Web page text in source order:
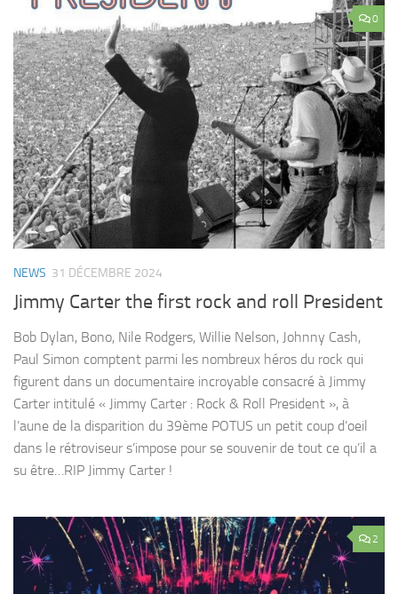
0
NEWS 31 DÉCEMBRE 2024
Jimmy Carter the first rock and roll President
Bob Dylan, Bono, Nile Rodgers, Willie Nelson, Johnny Cash,
Paul Simon comptent parmi les nombreux héros du rock qui
figurent dans un documentaire incroyable consacré à Jimmy
Carter intitulé « Jimmy Carter : Rock & Roll President », à
l’aune de la disparition du 39ème POTUS un petit coup d’oeil
dans le rétroviseur s’impose pour se souvenir de tout ce qu’il a
su être…RIP Jimmy Carter !
2